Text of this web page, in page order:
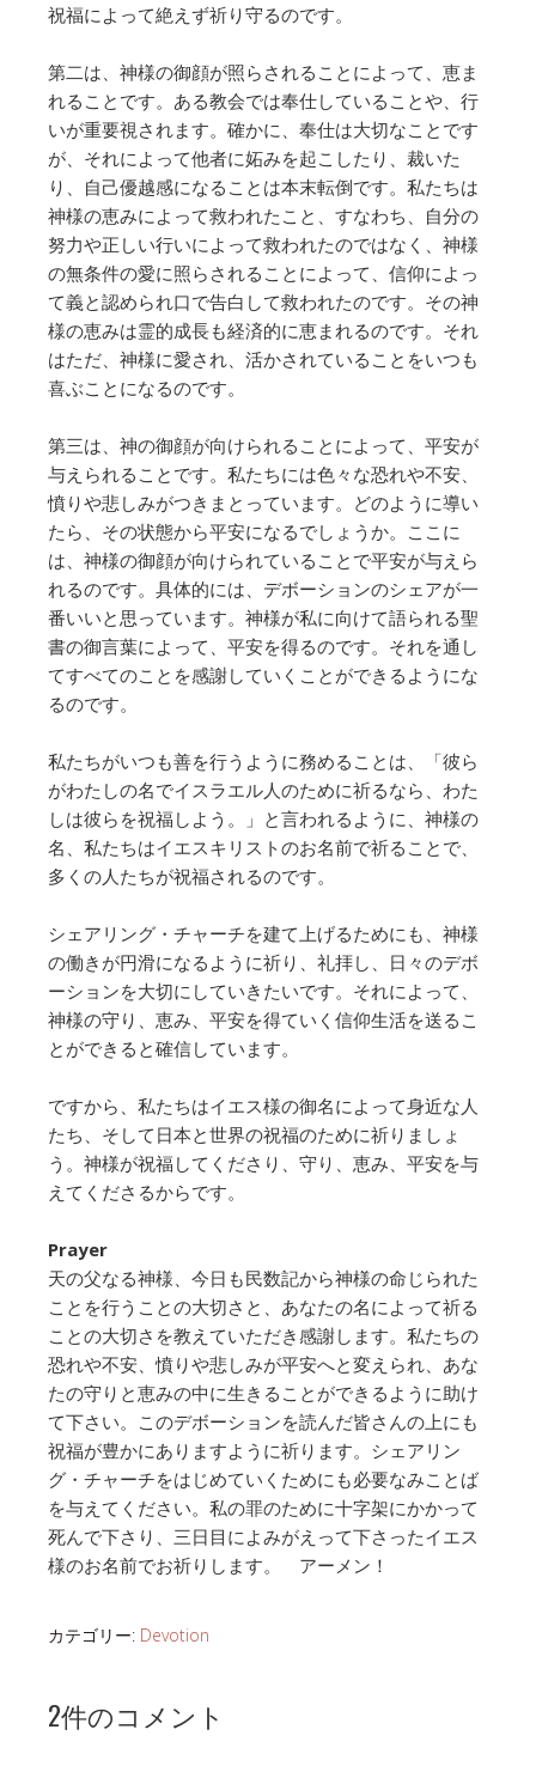
祝福によって絶えず祈り守るのです。
第二は、神様の御顔が照らされることによって、恵ま
れることです。ある教会では奉仕していることや、行
いが重要視されます。確かに、奉仕は大切なことです
が、それによって他者に妬みを起こしたり、裁いた
り、自己優越感になることは本末転倒です。私たちは
神様の恵みによって救われたこと、すなわち、自分の
努力や正しい行いによって救われたのではなく、神様
の無条件の愛に照らされることによって、信仰によっ
て義と認められ口で告白して救われたのです。その神
様の恵みは霊的成長も経済的に恵まれるのです。それ
はただ、神様に愛され、活かされていることをいつも
喜ぶことになるのです。
第三は、神の御顔が向けられることによって、平安が
与えられることです。私たちには色々な恐れや不安、
憤りや悲しみがつきまとっています。どのように導い
たら、その状態から平安になるでしょうか。ここに
は、神様の御顔が向けられていることで平安が与えら
れるのです。具体的には、デボーションのシェアが一
番いいと思っています。神様が私に向けて語られる聖
書の御言葉によって、平安を得るのです。それを通し
てすべてのことを感謝していくことができるようにな
るのです。
私たちがいつも善を行うように務めることは、「彼ら
がわたしの名でイスラエル人のために祈るなら、わた
しは彼らを祝福しよう。」と言われるように、神様の
名、私たちはイエスキリストのお名前で祈ることで、
多くの人たちが祝福されるのです。
シェアリング・チャーチを建て上げるためにも、神様
の働きが円滑になるように祈り、礼拝し、日々のデボ
ーションを大切にしていきたいです。それによって、
神様の守り、恵み、平安を得ていく信仰生活を送るこ
とができると確信しています。
ですから、私たちはイエス様の御名によって身近な人
たち、そして日本と世界の祝福のために祈りましょ
う。神様が祝福してくださり、守り、恵み、平安を与
えてくださるからです。
Prayer
天の父なる神様、今日も民数記から神様の命じられた
ことを行うことの大切さと、あなたの名によって祈る
ことの大切さを教えていただき感謝します。私たちの
恐れや不安、憤りや悲しみが平安へと変えられ、あな
たの守りと恵みの中に生きることができるように助け
て下さい。このデボーションを読んだ皆さんの上にも
祝福が豊かにありますように祈ります。シェアリン
グ・チャーチをはじめていくためにも必要なみことば
を与えてください。私の罪のために十字架にかかって
死んで下さり、三日目によみがえって下さったイエス
様のお名前でお祈りします。 アーメン！
カテゴリー: Devotion
2件のコメント